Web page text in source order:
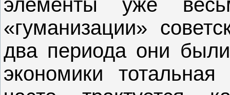
элементы уже
«гуманизации»
два периода они
экономики